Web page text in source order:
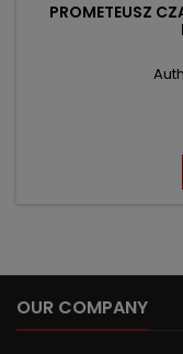
PROMETEUSZ
OUR COMPANY